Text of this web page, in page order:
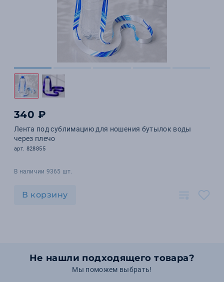
340 ₽
Лента под сублимацию для ношения бутылок воды
через плечо
арт. 828855
В наличии 9365 шт.
В корзину
Не нашли подходящего товара?
Мы поможем выбрать!